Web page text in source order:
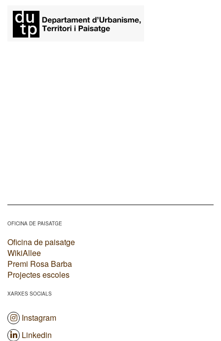
OFICINA DE PAISATGE
Oficina de paisatge
WikiAllee
Premi Rosa Barba
Projectes escoles
XARXES SOCIALS
Instagram
Linkedin